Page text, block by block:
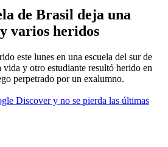
de Brasil deja una
varios heridos
este lunes en una escuela del sur de
y otro estudiante resultó herido en
perpetrado por un exalumno.
Discover y no se pierda las últimas